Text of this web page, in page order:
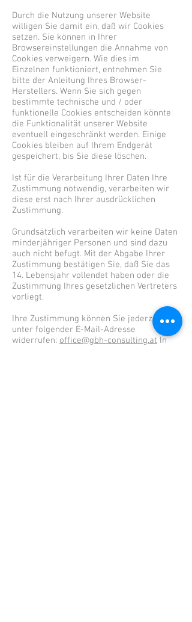
Durch die Nutzung unserer Website
willigen Sie damit ein, daß wir Cookies
setzen. Sie können in Ihrer
Browsereinstellungen die Annahme von
Cookies verweigern. Wie dies im
Einzelnen funktioniert, entnehmen Sie
bitte der Anleitung Ihres Browser-
Herstellers. Wenn Sie sich gegen
bestimmte technische und / oder
funktionelle Cookies entscheiden könnte
die Funktionalität unserer Website
eventuell eingeschränkt werden. Einige
Cookies bleiben auf Ihrem Endgerät
gespeichert, bis Sie diese löschen.
Ist für die Verarbeitung Ihrer Daten Ihre
Zustimmung notwendig, verarbeiten wir
diese erst nach Ihrer ausdrücklichen
Zustimmung.
Grundsätzlich verarbeiten wir keine Daten
minderjähriger Personen und sind dazu
auch nicht befugt. Mit der Abgabe Ihrer
Zustimmung bestätigen Sie, daß Sie das
14. Lebensjahr vollendet haben oder die
Zustimmung Ihres gesetzlichen Vertreters
vorliegt.
Ihre Zustimmung können Sie jederzeit
unter folgender E-Mail-Adresse
widerrufen: office@gbh-consulting.at In